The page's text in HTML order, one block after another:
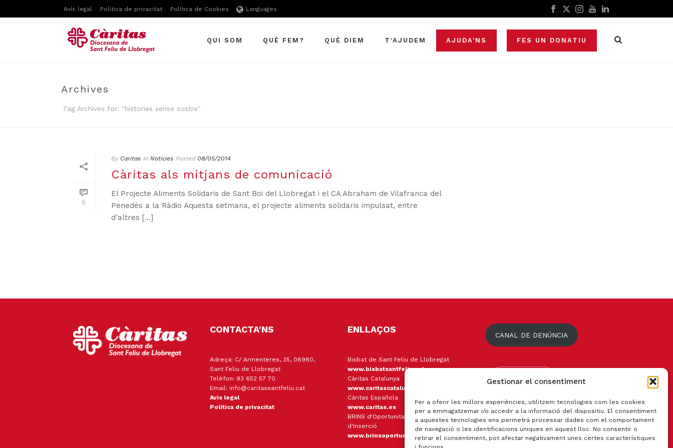
Gestionar el consentiment
Per a oferir les millors experiències, utilitzem tecnologies com les cookies
per a emmagatzemar i/o accedir a la informació del dispositiu. El consentiment
a aquestes tecnologies ens permetrà processar dades com el comportament
de navegació o les identificacions úniques en aquest lloc. No consentir o
retirar el consentiment, pot afectar negativament unes certes característiques
Avís legal Política de privacitat Política de Cookies Languages
QUI SOM QUÈ FEM? QUÈ DIEM T’AJUDEM AJUDA’NS FES UN DONATIU
Archives
Tag Archives for: "histories sense sostre"
0
By Caritas In Noticies Posted 08/05/2014
Càritas als mitjans de comunicació
El Projecte Aliments Solidaris de Sant Boi del Llobregat i el CA Abraham de Vilafranca del
Penedès a la Ràdio Aquesta setmana, el projecte aliments solidaris impulsat, entre
d’altres [...]
CONTACTA'NS
Adreça: C/ Armenteres, 35, 08980,
Sant Feliu de Llobregat
Telèfon: 93 652 57 70
Email: info@caritassantfeliu.cat
Avís legal
Política de privacitat
ENLLAÇOS
Bisbat de Sant Feliu de Llobregat
www.bisbatsantfeliu.cat
Càritas Catalunya
www.caritascatalunya.cat
Cáritas Española
www.caritas.es
BRINS d'Oportunitats Empresa
d'Inserció
www.brinsoportunitats.cat
CANAL DE DENÚNCIA